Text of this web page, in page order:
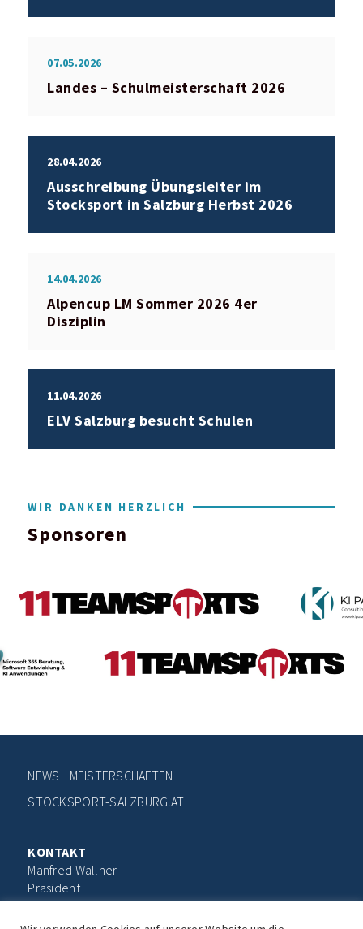
07.05.2026
Landes – Schulmeisterschaft 2026
28.04.2026
Ausschreibung Übungsleiter im
Stocksport in Salzburg Herbst 2026
14.04.2026
Alpencup LM Sommer 2026 4er
Disziplin
11.04.2026
ELV Salzburg besucht Schulen
WIR DANKEN HERZLICH
Sponsoren
NEWS
MEISTERSCHAFTEN
STOCKSPORT-SALZBURG.AT
KONTAKT
Manfred Wallner
Präsident
office@stocksport-salzburg.at